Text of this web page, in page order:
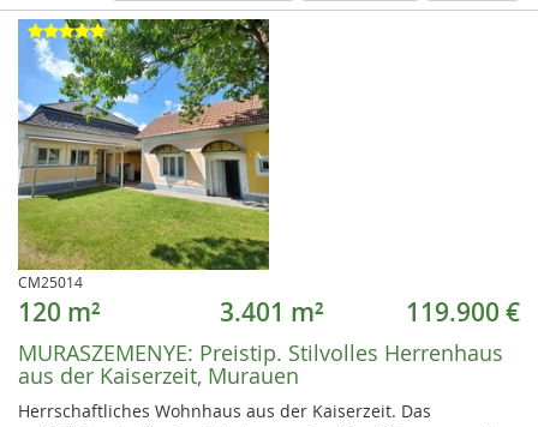
CM25014
120 m² 3.401 m² 119.900 €
MURASZEMENYE: Preistip. Stilvolles Herrenhaus
aus der Kaiserzeit, Murauen
Herrschaftliches Wohnhaus aus der Kaiserzeit. Das